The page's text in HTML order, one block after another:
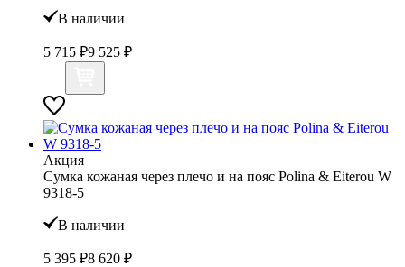
В наличии
5 715 ₽9 525 ₽
Акция
Сумка кожаная через плечо и на пояс Polina & Eiterou W
9318-5
В наличии
5 395 ₽8 620 ₽